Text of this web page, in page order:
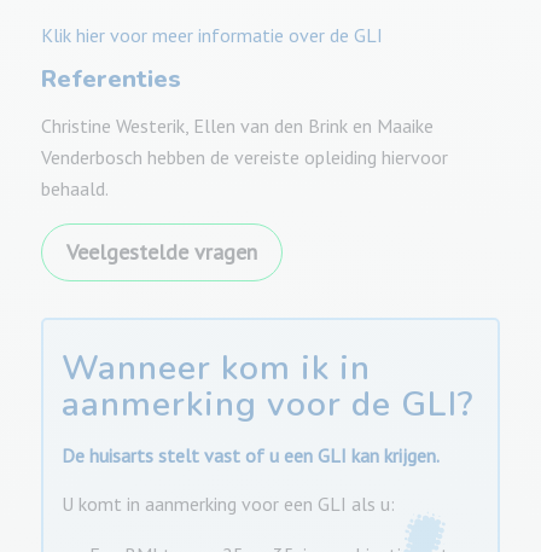
Klik hier voor meer informatie over de GLI
Referenties
Christine Westerik, Ellen van den Brink en Maaike
Venderbosch hebben de vereiste opleiding hiervoor
behaald.
Veelgestelde vragen
Wanneer kom ik in
aanmerking voor de GLI?
De huisarts stelt vast of u een GLI kan krijgen.
U komt in aanmerking voor een GLI als u: